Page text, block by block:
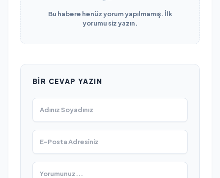
Bu habere henüz yorum yapılmamış. İlk
yorumu siz yazın.
BIR CEVAP YAZIN